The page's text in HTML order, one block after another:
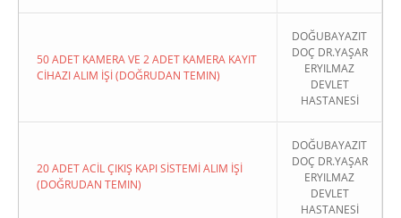
50 ADET KAMERA VE 2 ADET KAMERA KAYIT
CİHAZI ALIM İŞİ (DOĞRUDAN TEMIN)
DOĞUBAYAZIT
DOÇ DR.YAŞAR
ERYILMAZ
DEVLET
HASTANESİ
20 ADET ACİL ÇIKIŞ KAPI SİSTEMİ ALIM İŞİ
(DOĞRUDAN TEMIN)
DOĞUBAYAZIT
DOÇ DR.YAŞAR
ERYILMAZ
DEVLET
HASTANESİ